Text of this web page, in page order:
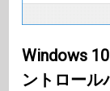
Windows 10
ントロール